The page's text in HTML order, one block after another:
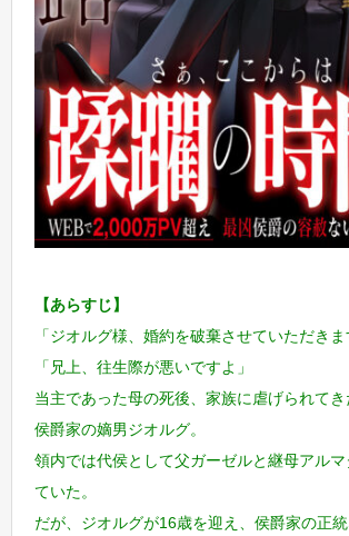
【あらすじ】
「ジオルグ様、婚約を破棄させていただきま
「兄上、往生際が悪いですよ」
当主であった母の死後、家族に虐げられて
侯爵家の嫡男ジオルグ。
領内では代侯として父ガーゼルと継母アル
ていた。
だが、ジオルグが16歳を迎え、侯爵家の正